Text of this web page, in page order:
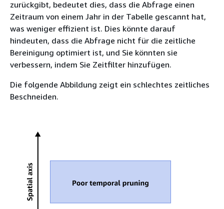
zurückgibt, bedeutet dies, dass die Abfrage einen
Zeitraum von einem Jahr in der Tabelle gescannt hat,
was weniger effizient ist. Dies könnte darauf
hindeuten, dass die Abfrage nicht für die zeitliche
Bereinigung optimiert ist, und Sie könnten sie
verbessern, indem Sie Zeitfilter hinzufügen.
Die folgende Abbildung zeigt ein schlechtes zeitliches
Beschneiden.